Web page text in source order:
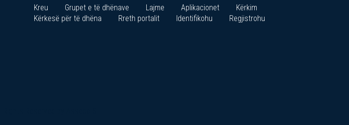
Kreu Grupet e të dhënave Lajme Aplikacionet
Kërkim
Kërkesë për të dhëna
Rreth portalit Identifikohu Regjistrohu